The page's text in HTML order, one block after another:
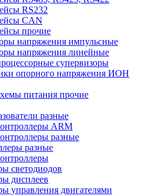
RS232
CAN
прочие
напряжения импульсные
напряжения линейные
супервизоры
опорного напряжения ИОН
питания прочие
разные
ARM
разные
разные
светодиодов
дисплеев
управления двигателями